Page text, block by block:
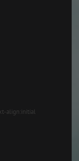
align:initial